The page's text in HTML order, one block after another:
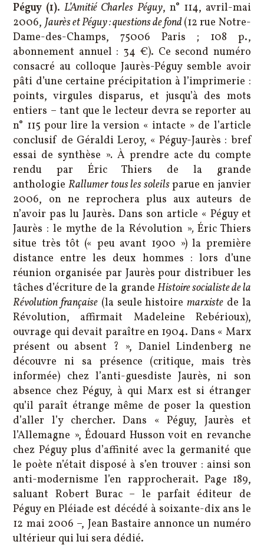
Péguy (1).L’Amitié Charles Péguy, n° 114, avril-mai
2006, Jaurès et Péguy : questions de fond(12 rue Notre-
Dame-des-Champs, 75006 Paris ; 108 p.,
abonnement annuel : 34 €). Ce second numéro
consacré au colloque Jaurès-Péguy semble avoir
pâti d’une certaine précipitation à l’imprimerie :
points, virgules disparus, et jusqu’à des mots
entiers – tant que le lecteur devra se reporter au
n° 115 pour lire la version « intacte » de l’article
conclusif de Géraldi Leroy, « Péguy-Jaurès : bref
essai de synthèse ». À prendre acte du compte
rendu par Éric Thiers de la grande
anthologieRallumer tous les soleilsparue en janvier
2006, on ne reprochera plus aux auteurs de
n’avoir pas lu Jaurès. Dans son article « Péguy et
Jaurès : le mythe de la Révolution », Éric Thiers
situe très tôt (« peu avant 1900 ») la première
distance entre les deux hommes : lors d’une
réunion organisée par Jaurès pour distribuer les
tâches d’écriture de la grande Histoire socialiste de la
Révolution française (la seule histoiremarxiste de la
Révolution, affirmait Madeleine Rebérioux),
ouvrage qui devait paraître en 1904. Dans « Marx
présent ou absent ? », Daniel Lindenberg ne
découvre ni sa présence (critique, mais très
informée) chez l’anti-guesdiste Jaurès, ni son
absence chez Péguy, à qui Marx est si étranger
qu’il paraît étrange même de poser la question
d’aller l’y chercher. Dans « Péguy, Jaurès et
l’Allemagne », Édouard Husson voit en revanche
chez Péguy plus d’affinité avec la germanité que
le poète n’était disposé à s’en trouver : ainsi son
anti-modernisme l’en rapprocherait. Page 189,
saluant Robert Burac – le parfait éditeur de
Péguy en Pléiade est décédé à soixante-dix ans le
12 mai 2006 –, Jean Bastaire annonce un numéro
ultérieur qui lui sera dédié.